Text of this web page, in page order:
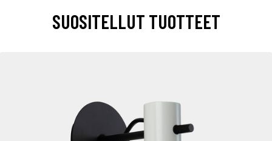
SUOSITELLUT TUOTTEET